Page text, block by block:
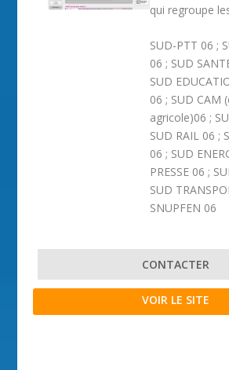
qui regroupe
SUD-PTT 06 ;
06 ; SUD
SUD
06 ; SUD CAM
agricole)06 ;
SUD RAIL 06 ;
06 ; SUD
PRESSE 06 ;
SUD
SNUPFEN 06
CONTACTER
VOIR LE SITE